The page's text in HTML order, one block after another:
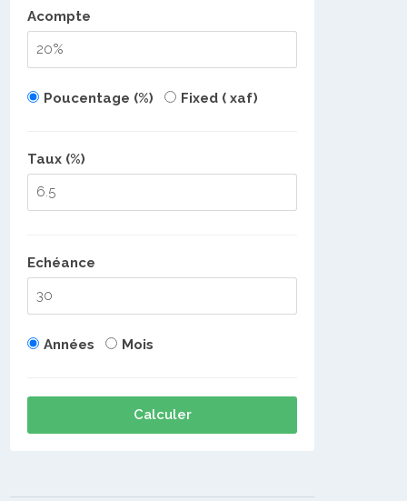
Acompte
Poucentage (%) Fixed ( xaf)
Taux (%)
Echéance
Années Mois
Calculer